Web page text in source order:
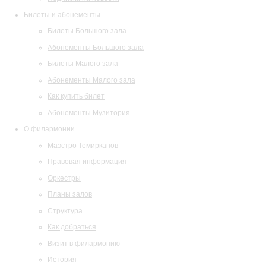
Билеты и абонементы
Билеты Большого зала
Абонементы Большого зала
Билеты Малого зала
Абонементы Малого зала
Как купить билет
Абонементы Музитория
О филармонии
Маэстро Темирканов
Правовая информация
Оркестры
Планы залов
Структура
Как добраться
Визит в филармонию
История